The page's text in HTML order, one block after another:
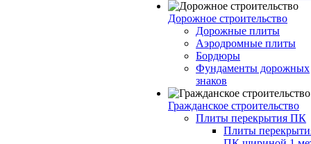
Дорожное строительство
Дорожные плиты
Аэродромные плиты
Бордюры
Фундаменты дорожных
знаков
Гражданское строительство
Плиты перекрытия ПК
Плиты